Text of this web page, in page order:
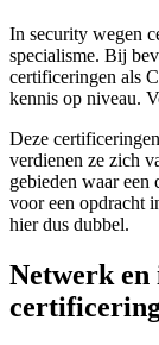
In security wegen
specialisme. Bij
certificeringen als
kennis op niveau.
Deze
verdienen ze zich
gebieden waar een
voor een opdracht
hier dus dubbel.
Netwerk en